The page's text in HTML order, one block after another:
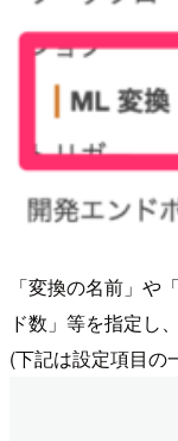
「変換の名前」や
ド数」等を指定し、
(下記は設定項目の